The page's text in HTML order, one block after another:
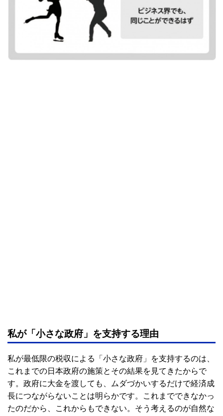
私が「小さな政府」を支持する理由
私が最低限の税収による「小さな政府」を支持するのは、
これまでの日本政府の施策とその結果を見てきたからで
す。政府に大金を渡しても、ムダづかいするだけで経済成
長につながらないことは明らかです。これまでできなかっ
たのだから、これからもできない。そう考えるのが自然な